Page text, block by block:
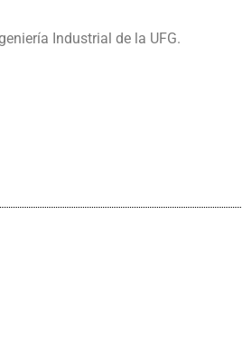
Industrial de la UFG.